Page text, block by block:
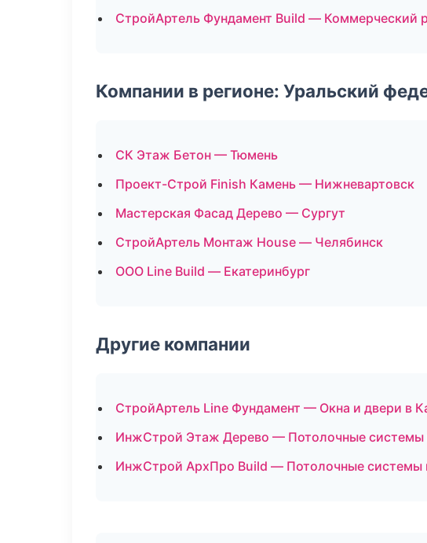
СтройАртель Фундамент Build — Коммерческий
Компании в регионе: Уральский
СК Этаж Бетон — Тюмень
Проект-Строй Finish Камень — Нижневартовск
Мастерская Фасад Дерево — Сургут
СтройАртель Монтаж House — Челябинск
ООО Line Build — Екатеринбург
Другие компании
СтройАртель Line Фундамент — Окна и двери в
ИнжСтрой Этаж Дерево — Потолочные системы
ИнжСтрой АрхПро Build — Потолочные системы